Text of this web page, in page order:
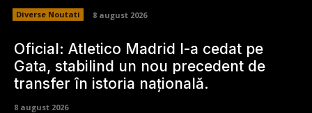
Diverse Noutati 8 august 2026
Oficial: Atletico Madrid l-a cedat pe
Gata, stabilind un nou precedent de
transfer în istoria națională.
8 august 2026